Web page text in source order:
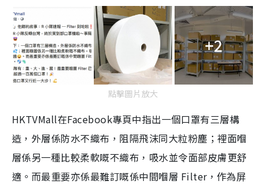
+2
點擊圖片放大
HKTVMall在Facebook專頁中指出一個口罩有三層構
造，外層係防水不織布，阻隔飛沫同大粒粉塵；裡面嗰
層係另一種比較柔軟嘅不織布，吸水並令面部皮膚更舒
適。而最重要亦係最難訂嘅係中間嗰層 Filter，作為屏